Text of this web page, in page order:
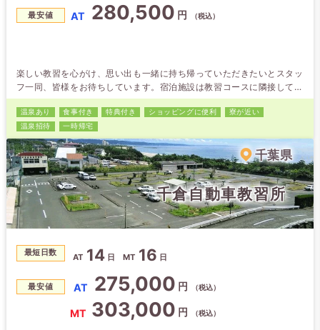
最安値 AT 280,500 円 （税込）
楽しい教習を心がけ、思い出も一緒に持ち帰っていただきたいとスタッ
フ一同、皆様をお待ちしています。宿泊施設は教習コースに隣接してお
り、空いた時間に部屋へ戻ることも可能です。男女どちらも24時間の
警備体制でセキュリティーも安心！近隣にはコンビニ、スーパー、ファ
ミレス、ファストフード、ドン・キホーテ、100円ショップなどがあ
り、生活にはとても便利です。 最短で卒業して頂くために、我々もで
きる限りの協力を…
温泉あり 食事付き 特典付き ショッピングに便利
寮が近い
温泉招待
一時帰宅
千葉県
千倉自動車教習所
最短日数 AT 14 日 MT 16 日
最安値 AT 275,000 円 （税込）
MT 303,000 円 （税込）